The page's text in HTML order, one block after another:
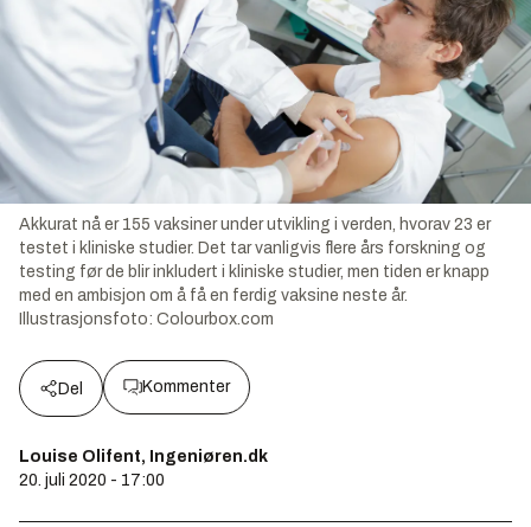
Akkurat nå er 155 vaksiner under utvikling i verden, hvorav 23 er
testet i kliniske studier. Det tar vanligvis flere års forskning og
testing før de blir inkludert i kliniske studier, men tiden er knapp
med en ambisjon om å få en ferdig vaksine neste år.
Illustrasjonsfoto: Colourbox.com
Del Kommenter
Louise Olifent, Ingeniøren.dk
20. juli 2020 - 17:00